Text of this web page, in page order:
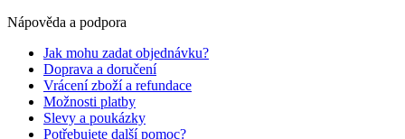
Nápověda a podpora
Jak mohu zadat objednávku?
Doprava a doručení
Vrácení zboží a refundace
Možnosti platby
Slevy a poukázky
Potřebujete další pomoc?